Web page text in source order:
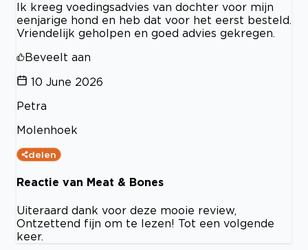
Ik kreeg voedingsadvies van dochter voor mijn
eenjarige hond en heb dat voor het eerst besteld.
Vriendelijk geholpen en goed advies gekregen.
Beveelt aan
10 June 2026
Petra
Molenhoek
delen
Reactie van Meat & Bones
Uiteraard dank voor deze mooie review,
Ontzettend fijn om te lezen! Tot een volgende
keer.